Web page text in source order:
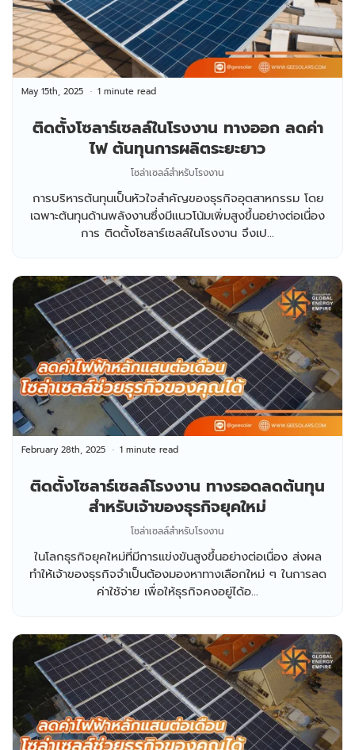
ติดตั้งโซลาร์เซลล์ในโรงงาน ทางออก ลดค่า
ไฟ ต้นทุนการผลิตระยะยาว
May 15th, 2025 1 minute read
โซล่าเซลล์สำหรับโรงงาน
การบริหารต้นทุนเป็นหัวใจสำคัญของธุรกิจอุตสาหกรรม โดย
เฉพาะต้นทุนด้านพลังงานซึ่งมีแนวโน้มเพิ่มสูงขึ้นอย่างต่อเนื่อง
การ ติดตั้งโซลาร์เซลล์ในโรงงาน จึงเป...
ติดตั้งโซลาร์เซลล์โรงงาน ทางรอดลดต้นทุน
สำหรับเจ้าของธุรกิจยุคใหม่
February 28th, 2025 1 minute read
โซล่าเซลล์สำหรับโรงงาน
ในโลกธุรกิจยุคใหม่ที่มีการแข่งขันสูงขึ้นอย่างต่อเนื่อง ส่งผล
ทำให้เจ้าของธุรกิจจำเป็นต้องมองหาทางเลือกใหม่ ๆ ในการลด
ค่าใช้จ่าย เพื่อให้ธุรกิจคงอยู่ได้อ...